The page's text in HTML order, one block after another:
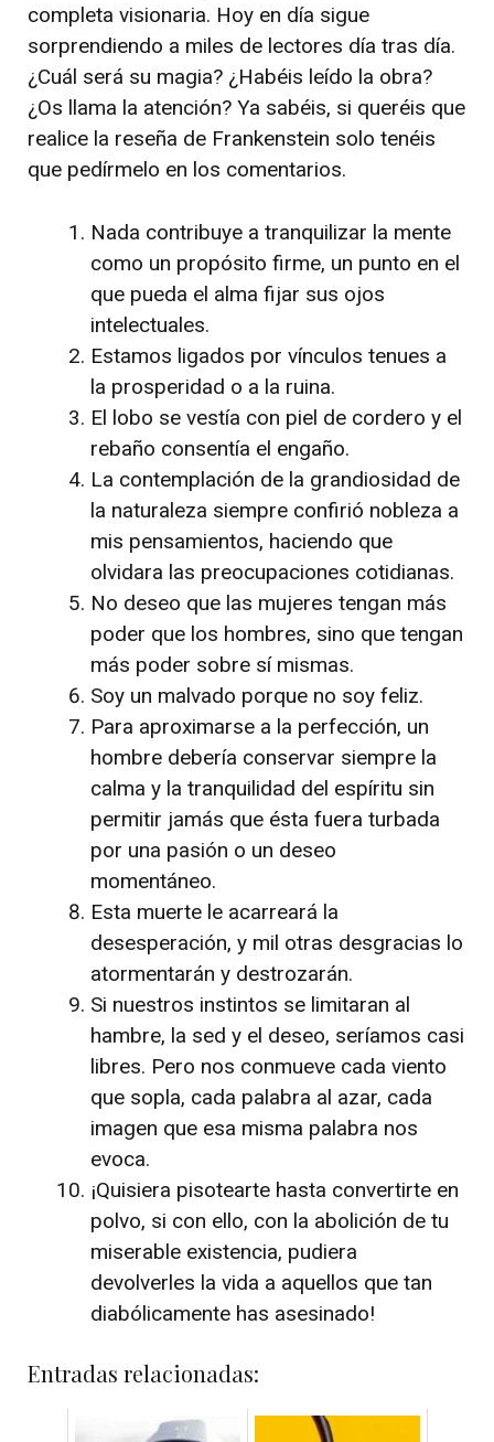
completa visionaria. Hoy en día sigue
sorprendiendo a miles de lectores día tras día.
¿Cuál será su magia? ¿Habéis leído la obra?
¿Os llama la atención? Ya sabéis, si queréis que
realice la reseña de Frankenstein solo tenéis
que pedírmelo en los comentarios.
Nada contribuye a tranquilizar la mente
como un propósito firme, un punto en el
que pueda el alma fijar sus ojos
intelectuales.
Estamos ligados por vínculos tenues a
la prosperidad o a la ruina.
El lobo se vestía con piel de cordero y el
rebaño consentía el engaño.
La contemplación de la grandiosidad de
la naturaleza siempre confirió nobleza a
mis pensamientos, haciendo que
olvidara las preocupaciones cotidianas.
No deseo que las mujeres tengan más
poder que los hombres, sino que tengan
más poder sobre sí mismas.
Soy un malvado porque no soy feliz.
Para aproximarse a la perfección, un
hombre debería conservar siempre la
calma y la tranquilidad del espíritu sin
permitir jamás que ésta fuera turbada
por una pasión o un deseo
momentáneo.
Esta muerte le acarreará la
desesperación, y mil otras desgracias lo
atormentarán y destrozarán.
Si nuestros instintos se limitaran al
hambre, la sed y el deseo, seríamos casi
libres. Pero nos conmueve cada viento
que sopla, cada palabra al azar, cada
imagen que esa misma palabra nos
evoca.
¡Quisiera pisotearte hasta convertirte en
polvo, si con ello, con la abolición de tu
miserable existencia, pudiera
devolverles la vida a aquellos que tan
diabólicamente has asesinado!
Entradas relacionadas: